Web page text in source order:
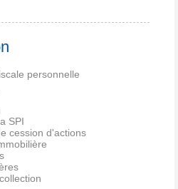
personnelle
SPI
cession d'actions